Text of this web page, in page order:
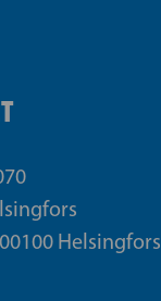
Helsingfors